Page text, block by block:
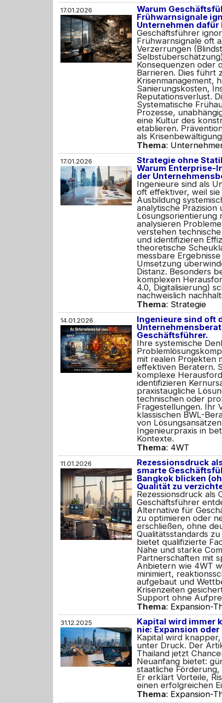
17.01.2026
Warum
Frühwarnsignale
Unternehmen dafür
Geschäftsführer
Frühwarnsignale oft
Verzerrungen
Konsequenzen oder
Barrieren. Dies führt
Krisenmanagement,
Sanierungskosten,
Reputationsverlust.
Systematische
Prozesse,
eine Kultur des
etablieren.
als
Thema:
17.01.2026
Strategie ohne
Warum Enterprise-
der
Ingenieure sind als
oft effektiver, weil
Ausbildung
analytische Präzision
Lösungsorientierung
analysieren
verstehen
und identifizieren
theoretische
messbare
Umsetzung
Distanz. Besonders
komplexen
4.0, Digitalisierung)
nachweislich
Thema: Strategie
14.01.2026
Ingenieure sind oft
Geschäftsführer.
Ihre systemische
mit realen Projekten
effektiven Beratern.
komplexe
identifizieren
praxistaugliche
technischen oder
Fragestellungen. Ihr
klassischen BWL-
von
Ingenieurpraxis in
Kontexte.
Thema: 4WT
11.01.2026
Rezessionsdruck
smarte
Bangkok blicken
Qualität zu
Rezessionsdruck als
Geschäftsführer
Alternative für
zu optimieren oder
erschließen, ohne
Qualitätsstandards
bietet qualifizierte
Nähe und starke
Partnerschaften mit
Anbietern wie 4WT
minimiert,
aufgebaut und
Krisenzeiten
Support ohne
Thema: Expansion-
31.12.2025
Kapital wird immer
nie: Expansion
Kapital wird
unter Druck. Der
Thailand jetzt
Neuanfang bietet:
staatliche
Er erklärt Vorteile,
einen erfolgreichen
Thema: Expansion-